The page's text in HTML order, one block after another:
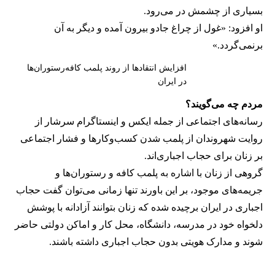
بسیاری از چشمش در می‌رود.
او افزود: «غول از چراغ جادو بیرون آمده و دیگر به آن
برنمی‎‌گردد.»
افزایش انتقادها از روند پلمب کافه‌رستوران‌ها
در ایران
مردم چه می‌گویند؟
رسانه‎‌های اجتماعی از جمله ایکس و اینستاگرام سرشار از
روایت شهروندان از پلمب شدن کسب‌وکارها و فشار اجتماعی
بر زنان برای حجاب اجباری‌اند.
گروهی از زنان با اشاره به پلمب کافه و رستوران‌ها و
جریمه‌های موجود، بر این باورند تنها زمانی می‌توان گفت حجاب
اجباری در ایران برچیده شده که زنان بتوانند آزادانه با پوشش
دلخواه خود در مدرسه، دانشگاه، محل کار و اماکن دولتی حاضر
شوند و مدارک هویتی بدون حجاب اجباری داشته باشند.